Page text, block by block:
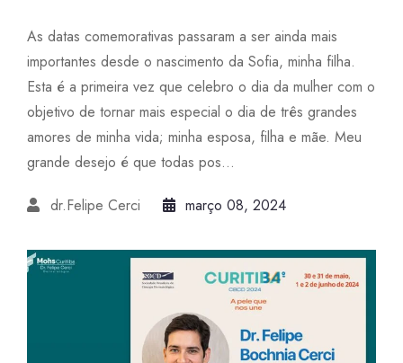
As datas comemorativas passaram a ser ainda mais
importantes desde o nascimento da Sofia, minha filha.
Esta é a primeira vez que celebro o dia da mulher com o
objetivo de tornar mais especial o dia de três grandes
amores de minha vida; minha esposa, filha e mãe. Meu
grande desejo é que todas pos...
dr.Felipe Cerci março 08, 2024